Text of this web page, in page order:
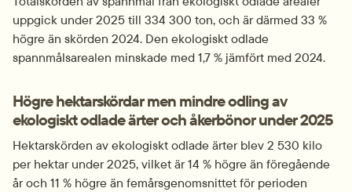
uppgick under 2025 till 334 300 ton, och är därmed 33 %
högre än skörden 2024. Den ekologiskt odlade
spannmålsarealen minskade med 1,7 % jämfört med 2024.
Högre hektarskördar men mindre odling av
ekologiskt odlade ärter och åkerbönor under 2025
Hektarskörden av ekologiskt odlade ärter blev 2 530 kilo
per hektar under 2025, vilket är 14 % högre än föregående
år och 11 % högre än femårsgenomsnittet för perioden